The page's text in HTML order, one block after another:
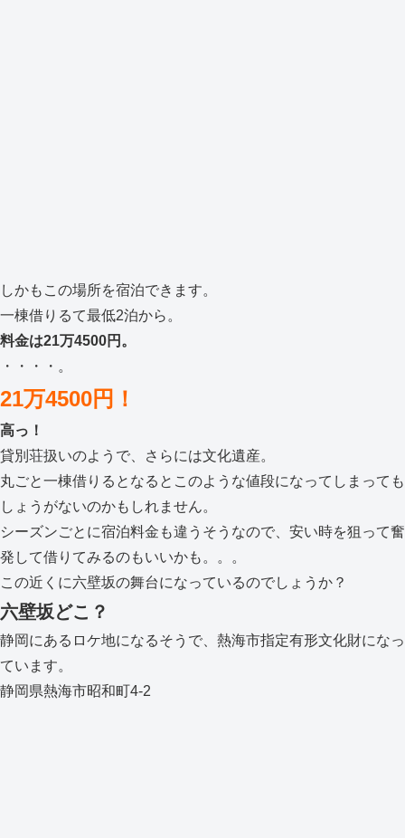
しかもこの場所を宿泊できます。
一棟借りるて最低2泊から。
料金は21万4500円。
・・・・。
21万4500円！
高っ！
貸別荘扱いのようで、さらには文化遺産。
丸ごと一棟借りるとなるとこのような値段になってしまっても
しょうがないのかもしれません。
シーズンごとに宿泊料金も違うそうなので、安い時を狙って奮
発して借りてみるのもいいかも。。。
この近くに六壁坂の舞台になっているのでしょうか？
六壁坂どこ？
静岡にあるロケ地になるそうで、熱海市指定有形文化財になっ
ています。
静岡県熱海市昭和町4-2